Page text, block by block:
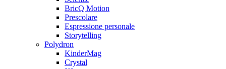
BricQ Motion
Prescolare
Espressione personale
Storytelling
Polydron
KinderMag
Crystal